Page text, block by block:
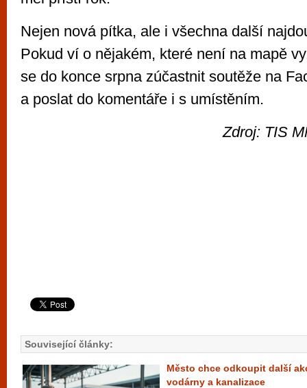
Nejen nová pítka, ale i všechna další
Pokud ví o nějakém, které není na mapě
se do konce srpna zúčastnit soutěže na
a poslat do komentáře i s umístěním.
Zdroj: TIS
Související články:
Město chce odkoupit další
vodárny a kanalizace